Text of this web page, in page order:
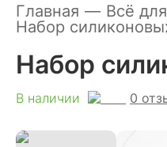
Главная — Всё
Набор
Набор
В наличии 0